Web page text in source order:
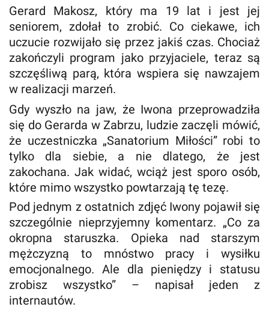
Gerard Makosz, który ma 19 lat i jest jej
seniorem, zdołał to zrobić. Co ciekawe, ich
uczucie rozwijało się przez jakiś czas. Chociaż
zakończyli program jako przyjaciele, teraz są
szczęśliwą parą, która wspiera się nawzajem
w realizacji marzeń.
Gdy wyszło na jaw, że Iwona przeprowadziła
się do Gerarda w Zabrzu, ludzie zaczęli mówić,
że uczestniczka „Sanatorium Miłości” robi to
tylko dla siebie, a nie dlatego, że jest
zakochana. Jak widać, wciąż jest sporo osób,
które mimo wszystko powtarzają tę tezę.
Pod jednym z ostatnich zdjęć Iwony pojawił się
szczególnie nieprzyjemny komentarz. „Co za
okropna staruszka. Opieka nad starszym
mężczyzną to mnóstwo pracy i wysiłku
emocjonalnego. Ale dla pieniędzy i statusu
zrobisz wszystko” – napisał jeden z
internautów.